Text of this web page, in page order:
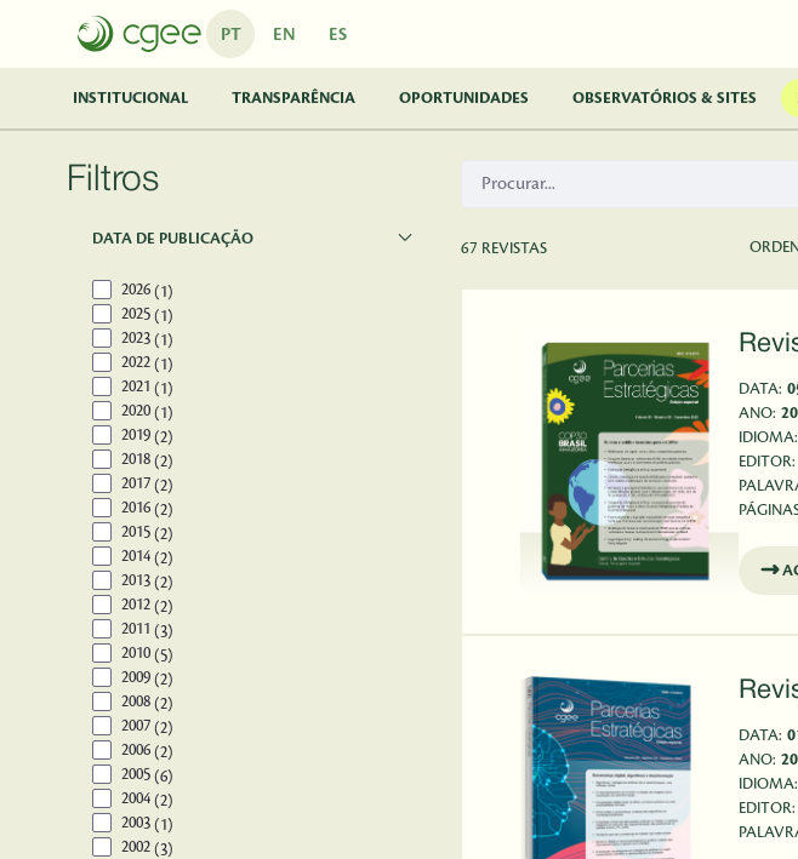
Pular para o Conteúdo principal
PT EN ES
INSTITUCIONAL TRANSPARÊNCIA OPORTUNIDADES OBSERVATÓRIOS & SITES
Filtros
DATA DE PUBLICAÇÃO
2026 (1)
2025 (1)
2023 (1)
2022 (1)
2021 (1)
2020 (1)
2019 (2)
2018 (2)
2017 (2)
2016 (2)
2015 (2)
2014 (2)
2013 (2)
2012 (2)
2011 (3)
2010 (5)
2009 (2)
2008 (2)
2007 (2)
2006 (2)
2005 (6)
2004 (2)
2003 (1)
2002 (3)
67 REVISTAS
DATA:
ANO:
IDIOMA:
EDITOR:
DATA:
ANO:
IDIOMA:
EDITOR: